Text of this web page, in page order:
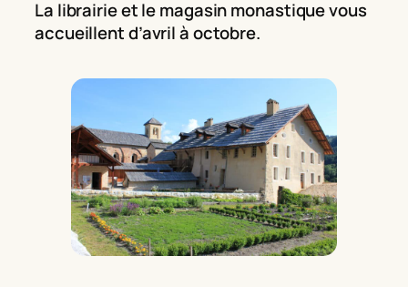
La librairie et le magasin monastique vous
accueillent d’avril à octobre.